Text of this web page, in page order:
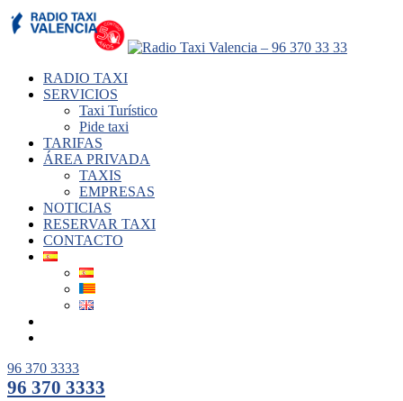
RADIO TAXI
SERVICIOS
Taxi Turístico
Pide taxi
TARIFAS
ÁREA PRIVADA
TAXIS
EMPRESAS
NOTICIAS
RESERVAR TAXI
CONTACTO
96 370 3333
96 370 3333